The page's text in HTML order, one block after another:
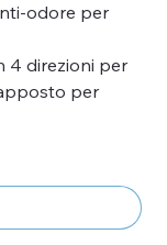
odore per
4 direzioni per
per